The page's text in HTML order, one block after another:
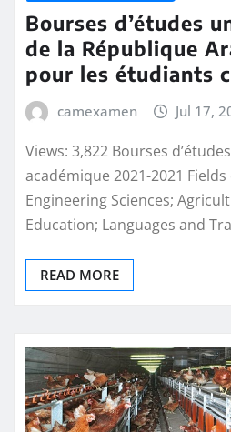
Bourses d’études
de la République
pour les étudiants
camexamen Jul 17,
Views: 3,822 Bourses
académique 2021-2021
Engineering Sciences;
Education; Languages and
READ MORE